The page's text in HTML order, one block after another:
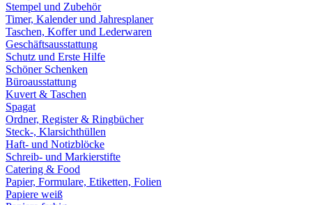
Stempel und Zubehör
Timer, Kalender und Jahresplaner
Taschen, Koffer und Lederwaren
Geschäftsausstattung
Schutz und Erste Hilfe
Schöner Schenken
Büroausstattung
Kuvert & Taschen
Spagat
Ordner, Register & Ringbücher
Steck-, Klarsichthüllen
Haft- und Notizblöcke
Schreib- und Markierstifte
Catering & Food
Papier, Formulare, Etiketten, Folien
Papiere weiß